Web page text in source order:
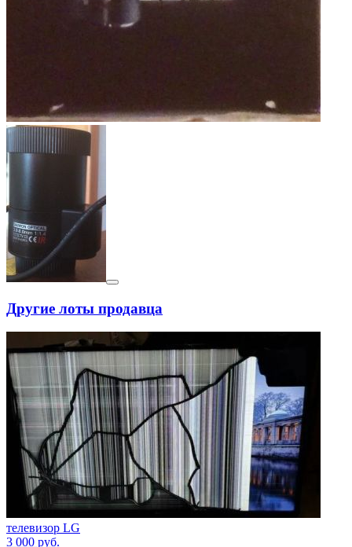
Другие лоты продавца
телевизор LG
3 000 руб.